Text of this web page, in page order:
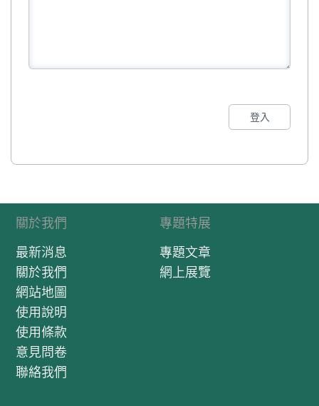
登入
關於我們
最新消息
關於我們
網站地圖
使用說明
使用條款
意見問卷
聯絡我們
專題特展
專題文章
網上展覽